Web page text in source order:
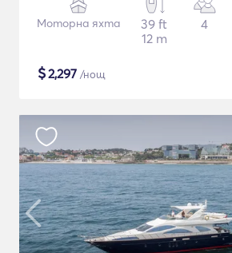
Моторна яхта
39 ft
12 m
4
$2,297 /нощ